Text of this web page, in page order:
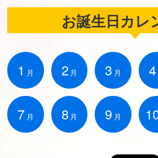
お誕生日カレ
1 月 2 月 3 月 4
7 月 8 月 9 月